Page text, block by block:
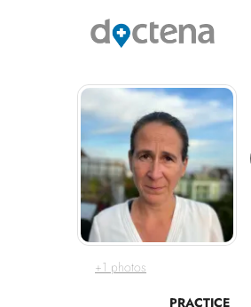
+1 photos
PRACTICE